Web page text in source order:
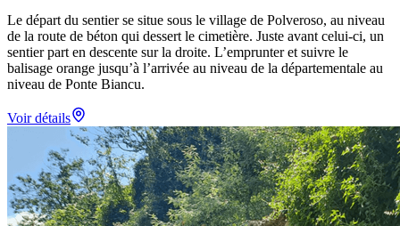
Le départ du sentier se situe sous le village de Polveroso, au niveau
de la route de béton qui dessert le cimetière. Juste avant celui-ci, un
sentier part en descente sur la droite. L’emprunter et suivre le
balisage orange jusqu’à l’arrivée au niveau de la départementale au
niveau de Ponte Biancu.
Voir détails